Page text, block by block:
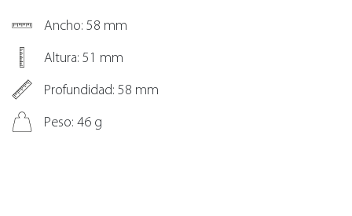
Ancho: 58 mm
Altura: 51 mm
Profundidad: 58 mm
Peso: 46 g